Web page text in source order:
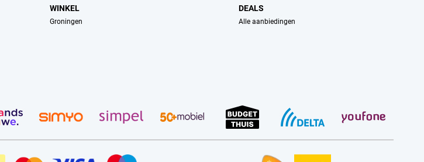
WINKEL
Groningen
DEALS
Alle aanbiedingen